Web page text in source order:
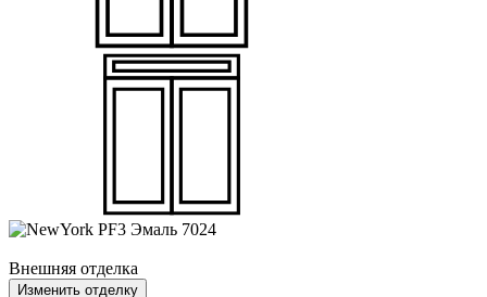
Внешняя отделка
Изменить отделку